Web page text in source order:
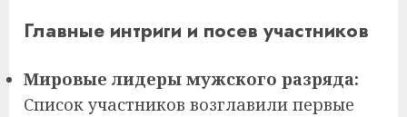
Главные интриги и посев участников
Мировые лидеры мужского разряда:
Список участников возглавили первые